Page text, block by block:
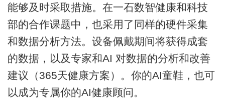
能够及时采取措施。在一石数智健康和科技
部的合作课题中，也采用了同样的硬件采集
和数据分析方法。设备佩戴期间将获得成套
的数据，以及专家和AI 对数据的分析和改善
建议（365天健康方案）。你的AI童鞋，也可
以成为专属你的AI健康顾问。